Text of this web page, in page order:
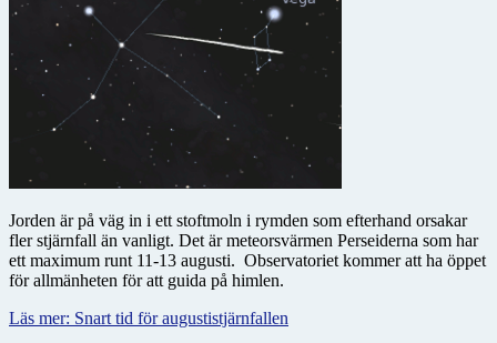
Jorden är på väg in i ett stoftmoln i rymden som efterhand orsakar
fler stjärnfall än vanligt. Det är meteorsvärmen Perseiderna som har
ett maximum runt 11-13 augusti. Observatoriet kommer att ha öppet
för allmänheten för att guida på himlen.
Läs mer: Snart tid för augustistjärnfallen